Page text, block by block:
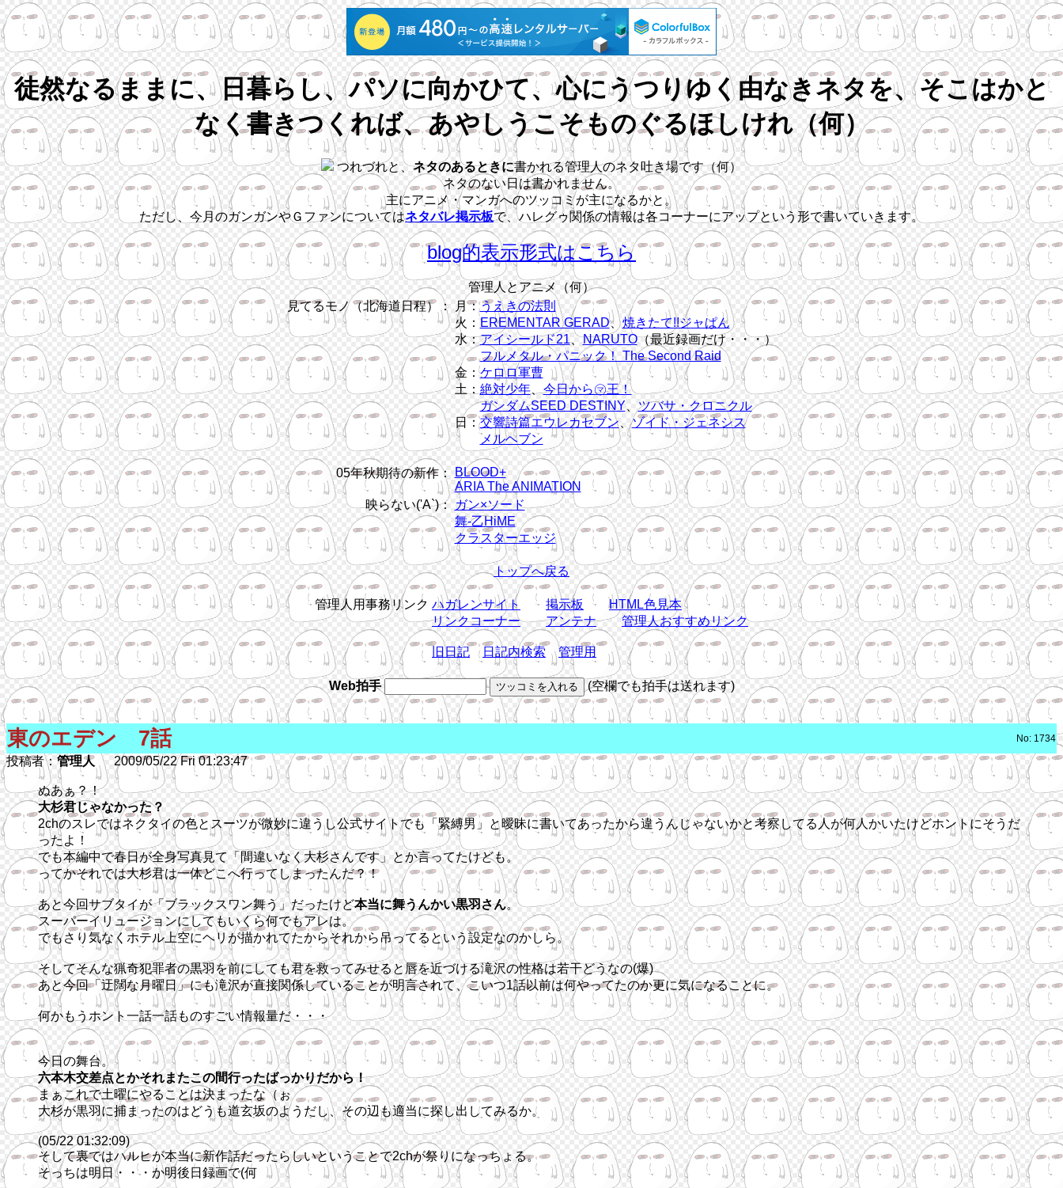
徒然なるままに、日暮らし、パソに向かひて、心にうつりゆく由なきネタを、そこはかと
なく書きつくれば、あやしうこそものぐるほしけれ（何）
つれづれと、ネタのあるときに書かれる管理人のネタ吐き場です（何）
ネタのない日は書かれません。
主にアニメ・マンガへのツッコミが主になるかと。
ただし、今月のガンガンやＧファンについてはネタバレ掲示板で、ハレグゥ関係の情報は各コーナーにアップという形で書いていきます。
blog的表示形式はこちら
管理人とアニメ（何）
見てるモノ（北海道日程）：
月：うえきの法則
火：EREMENTAR GERAD、焼きたて!!ジャぱん
水：アイシールド21、NARUTO（最近録画だけ・・・）
フルメタル・パニック！ The Second Raid
金：ケロロ軍曹
土： 絶対少年、 今日から㋮王！
ガンダムSEED DESTINY、 ツバサ・クロニクル
日：交響詩篇エウレカセブン 、ゾイド・ジェネシス
メルヘブン
05年秋期待の新作：
BLOOD+
ARIA The ANIMATION
映らない('A`)： ガン×ソード
舞-乙HiME
クラスターエッジ
トップへ戻る
管理人用事務リンク ハガレンサイト 掲示板
HTML色見本
リンクコーナー
アンテナ 管理人おすすめリンク
旧日記 日記内検索 管理用
Web拍手 (空欄でも拍手は送れます)
東のエデン 7話 No: 1734
投稿者： 管理人 2009/05/22 Fri 01:23:47
ぬあぁ？！
大杉君じゃなかった？
2chのスレではネクタイの色とスーツが微妙に違うし公式サイトでも「緊縛男」と曖昧に書いてあったから違うんじゃないかと考察してる人が何人かいたけどホントにそうだ
ったよ！
でも本編中で春日が全身写真見て「間違いなく大杉さんです」とか言ってたけども。
ってかそれでは大杉君は一体どこへ行ってしまったんだ？！
あと今回サブタイが「ブラックスワン舞う」だったけど本当に舞うんかい黒羽さん。
スーパーイリュージョンにしてもいくら何でもアレは。
でもさり気なくホテル上空にヘリが描かれてたからそれから吊ってるという設定なのかしら。
そしてそんな猟奇犯罪者の黒羽を前にしても君を救ってみせると唇を近づける滝沢の性格は若干どうなの(爆)
あと今回「迂闊な月曜日」にも滝沢が直接関係していることが明言されて、こいつ1話以前は何やってたのか更に気になることに。
何かもうホント一話一話ものすごい情報量だ・・・
今日の舞台。
六本木交差点とかそれまたこの間行ったばっかりだから！
まぁこれで土曜にやることは決まったな（ぉ
大杉が黒羽に捕まったのはどうも道玄坂のようだし、その辺も適当に探し出してみるか。
(05/22 01:32:09)
そして裏ではハルヒが本当に新作話だったらしいということで2chが祭りになっちょる。
そっちは明日・・・か明後日録画で(何